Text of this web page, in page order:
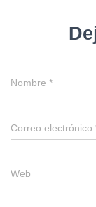
Nombre *
Correo electrónico
Web